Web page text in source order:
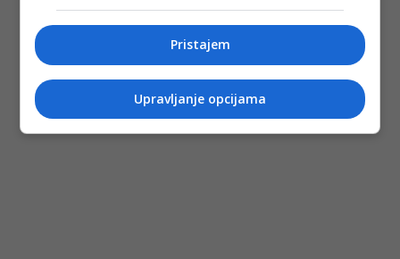
Pristajem
Upravljanje opcijama